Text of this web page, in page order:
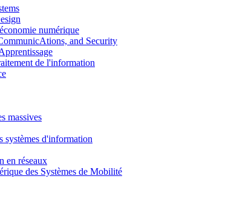
numérique
and Security
de l'information
massives
systèmes d'information
en réseaux
des Systèmes de Mobilité